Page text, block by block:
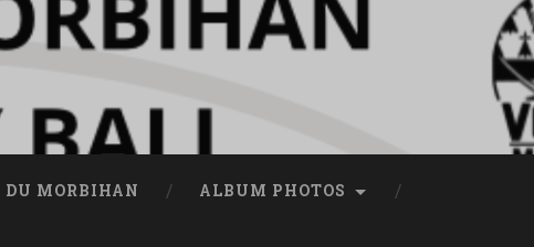
DU MORBIHAN ALBUM PHOTOS